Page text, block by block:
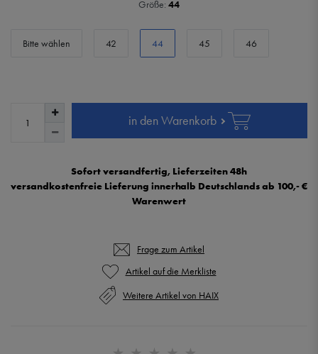
Größe: 44
Bitte wählen 42 44 45 46
in den Warenkorb
Sofort versandfertig, Lieferzeiten 48h
versandkostenfreie Lieferung innerhalb Deutschlands ab 100,- €
Warenwert
Frage zum Artikel
Weitere Artikel von HAIX